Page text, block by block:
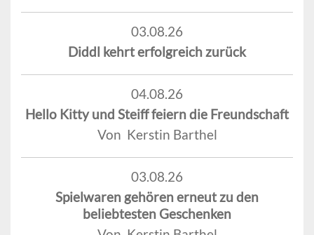
03.08.26
Diddl kehrt erfolgreich zurück
04.08.26
Hello Kitty und Steiff feiern die Freundschaft
Von Kerstin Barthel
03.08.26
Spielwaren gehören erneut zu den
beliebtesten Geschenken